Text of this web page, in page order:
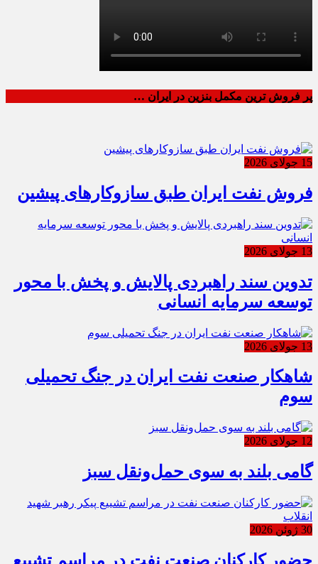
پر فروش ترین مکمل بنزین در ایران …
15 جولای 2026
فروش نفت ایران طبق سازوکارهای پیشین
13 جولای 2026
تدوین سند راهبردی پالایش و پخش با محور
توسعه سرمایه انسانی
13 جولای 2026
شاهکار صنعت نفت ایران در جنگ تحمیلی
سوم
12 جولای 2026
گامی بلند به سوی حمل‌ونقل سبز
30 ژوئن 2026